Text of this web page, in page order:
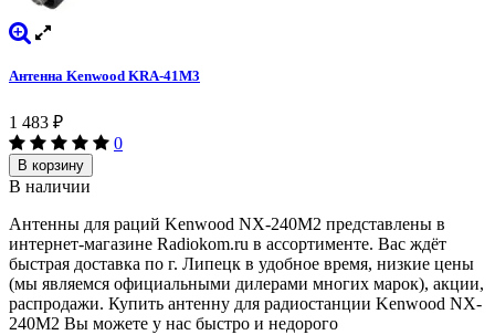
Антенна Kenwood KRA-41M3
1 483 ₽
0
В корзину
В наличии
Антенны для раций Kenwood NX-240M2 представлены в
интернет-магазине Radiokom.ru в ассортименте. Вас ждёт
быстрая доставка по г. Липецк в удобное время, низкие цены
(мы являемся официальными дилерами многих марок), акции,
распродажи. Купить антенну для радиостанции Kenwood NX-
240M2 Вы можете у нас быстро и недорого